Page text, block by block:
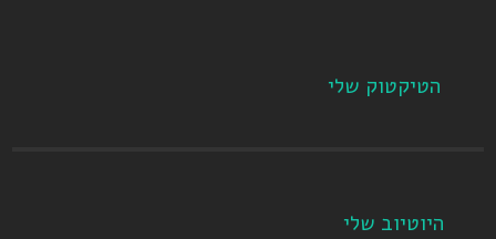
הטיקטוק שלי
היוטיוב שלי